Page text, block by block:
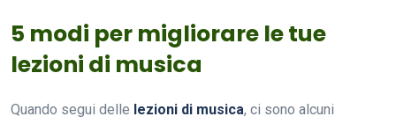
5 modi per migliorare le tue
lezioni di musica
Quando segui delle lezioni di musica, ci sono alcuni